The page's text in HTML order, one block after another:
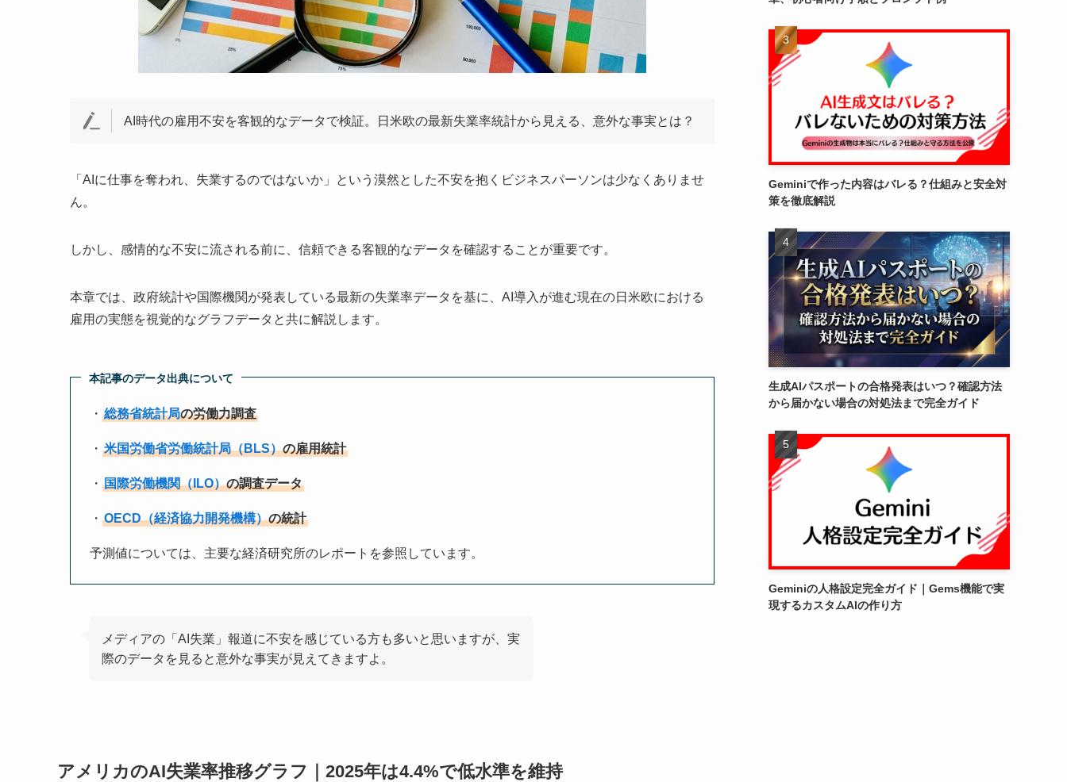
AI時代の雇用不安を客観的なデータで検証。日米欧の最新失業率統計から見える、意外な事実とは？
「AIに仕事を奪われ、失業するのではないか」という漠然とした不安を抱くビジネスパーソンは少なくありませ
ん。
しかし、感情的な不安に流される前に、信頼できる客観的なデータを確認することが重要です。
本章では、政府統計や国際機関が発表している最新の失業率データを基に、AI導入が進む現在の日米欧における
雇用の実態を視覚的なグラフデータと共に解説します。
本記事のデータ出典について
・ 総務省統計局の労働力調査
・ 米国労働省労働統計局（BLS）の雇用統計
・ 国際労働機関（ILO）の調査データ
・ OECD（経済協力開発機構）の統計
予測値については、主要な経済研究所のレポートを参照しています。
メディアの「AI失業」報道に不安を感じている方も多いと思いますが、実
際のデータを見ると意外な事実が見えてきますよ。
アメリカのAI失業率推移グラフ｜2025年は4.4%で低水準を維持
Geminiで作った内容はバレる？仕組みと安全対
策を徹底解説
生成AIパスポートの合格発表はいつ？確認方法
から届かない場合の対処法まで完全ガイド
Geminiの人格設定完全ガイド｜Gems機能で実
現するカスタムAIの作り方